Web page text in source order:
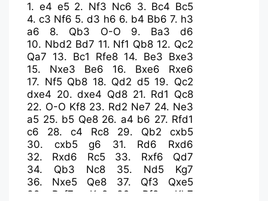
1. e4 e5 2. Nf3 Nc6 3. Bc4 Bc5
4.c3 Nf6 5.d3 h6 6. b4 Bb6 7. h3
a6
8. Qb3 O-O 9. Ba3
d6
10. Nbd2 Bd7 11. Nf1 Qb8 12. Qc2
Qa7 13. Bc1 Rfe8 14. Be3 Bxe3
15. Nxe3 Be6 16. Bxe6
Rxe6
17. Nf5 Qb8 18. Qd2 d5 19. Qc2
dxe4 20.dxe4 Qd8 21. Rd1 Qc8
22. O-O Kf8 23. Rd2 Ne7 24. Ne3
a5 25. b5 Qe8 26. a4 b6 27. Rfd1
c6
28. c4 Rc8 29. Qb2
cxb5
30. cxb5 g6 31. Rd6
Rxd6
32. Rxd6 Rc5 33. Rxf6
Qd7
34. Qb3 Nc8 35. Nd5
Kg7
36. Nxe5 Qe8 37. Qf3
Qxe5
38. Rxf7+ Kg8 39. Rf8+
Kh7